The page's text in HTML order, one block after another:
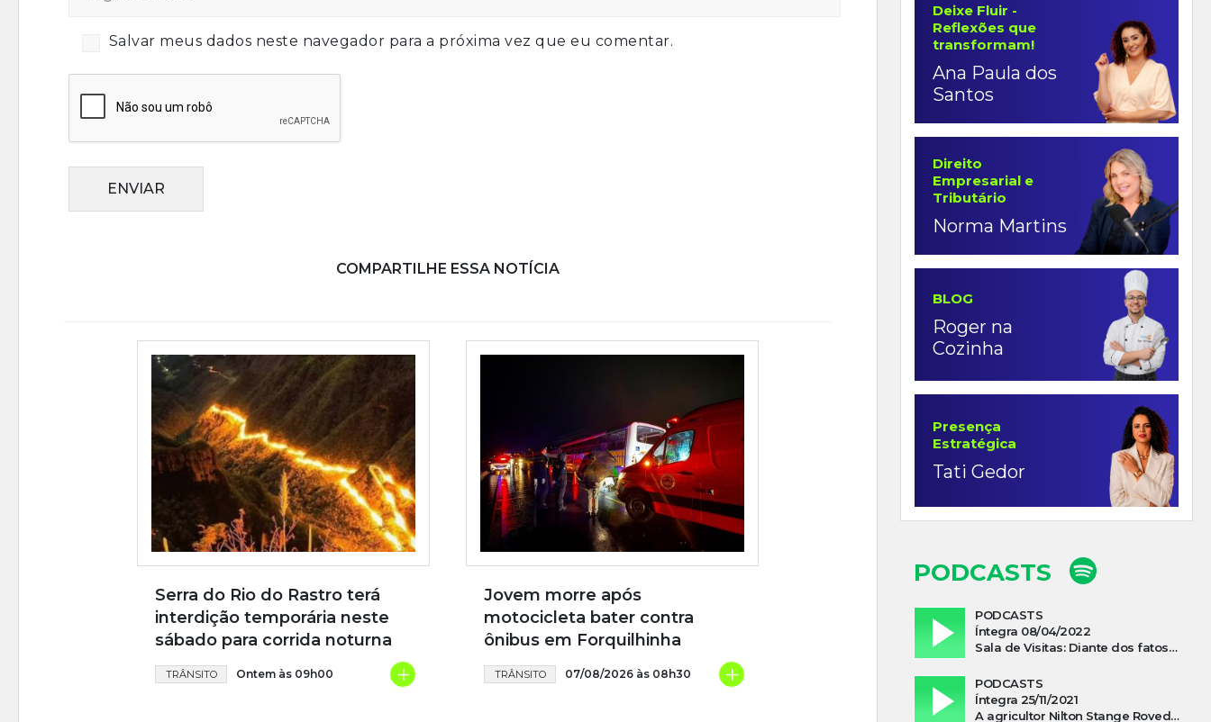
Salvar meus dados neste navegador para a próxima vez que eu comentar.
ENVIAR
COMPARTILHE ESSA NOTÍCIA
Serra do Rio do Rastro terá
interdição temporária neste
sábado para corrida noturna
TRÂNSITO Ontem às 09h00 +
Jovem morre após
motocicleta bater contra
ônibus em Forquilhinha
TRÂNSITO 07/08/2026 às 08h30 +
Deixe Fluir -
Reflexões que
transformam!
Ana Paula dos
Santos
Direito
Empresarial e
Tributário
Norma Martins
BLOG
Roger na
Cozinha
Presença
Estratégica
Tati Gedor
PODCASTS
PODCASTS
Íntegra 08/04/2022
Sala de Visitas: Diante dos fatos que influenciam a economia o que podemos esperar de 2022
PODCASTS
Íntegra 25/11/2021
A agricultor Nilton Stange Roveda, afirma ter recebido ajuda espiritual durante acidente